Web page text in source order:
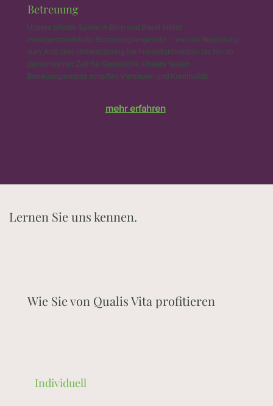
Betreuung
Unsere private Spitex in Bern und Basel bietet
massgeschneiderte Betreuungsangebote – von der Begleitung
zum Arzt über Unterstützung bei Freizeitaktivitäten bis hin zu
gemeinsamer Zeit für Gespräche. Unsere festen
Betreuungsteams schaffen Vertrauen und Kontinuität.
mehr erfahren
Wie Sie von Qualis Vita profitieren
Lernen Sie uns kennen.
Individuell